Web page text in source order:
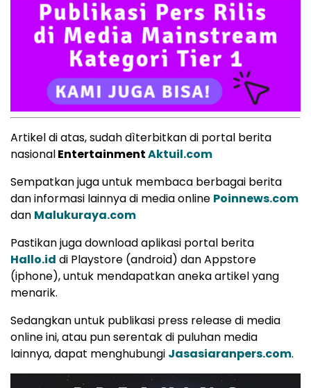
Artikel di atas, sudah dìterbitkan di portal berita
nasionalEntertainmentAktuil.com
Sempatkan juga untuk membaca berbagai berita
dan informasi lainnya di media online Poinnews.com
dan Malukuraya.com
Pastikan juga download aplikasi portal berita
Hallo.id di Playstore (android) dan Appstore
(iphone), untuk mendapatkan aneka artikel yang
menarik.
Sedangkan untuk publikasi press release di media
online ini, atau pun serentak di puluhan media
lainnya, dapat menghubungi Jasasiaranpers.com.